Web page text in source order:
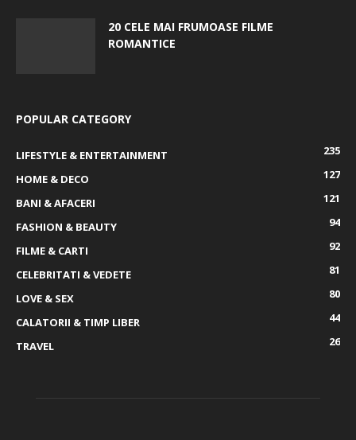
20 CELE MAI FRUMOASE FILME
ROMANTICE
POPULAR CATEGORY
LIFESTYLE & ENTERTAINMENT
235
HOME & DECO
127
BANI & AFACERI
121
FASHION & BEAUTY
94
FILME & CARTI
92
CELEBRITATI & VEDETE
81
LOVE & SEX
80
CALATORII & TIMP LIBER
44
TRAVEL
26